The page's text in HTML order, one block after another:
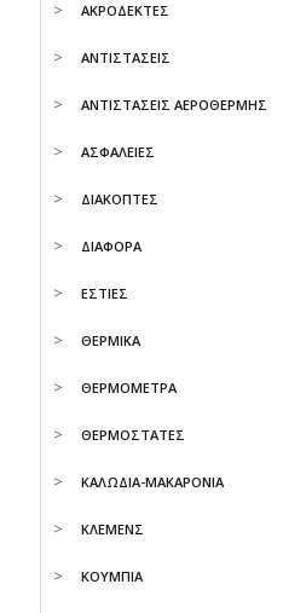
ΑΚΡΟΔΕΚΤΕΣ
ΑΝΤΙΣΤΑΣΕΙΣ
ΑΝΤΙΣΤΑΣΕΙΣ ΑΕΡΟΘΕΡΜΗΣ
ΑΣΦΑΛΕΙΕΣ
ΔΙΑΚΟΠΤΕΣ
ΔΙΑΦΟΡΑ
ΕΣΤΙΕΣ
ΘΕΡΜΙΚΑ
ΘΕΡΜΟΜΕΤΡΑ
ΘΕΡΜΟΣΤΑΤΕΣ
ΚΑΛΩΔΙΑ-ΜΑΚΑΡΟΝΙΑ
ΚΛΕΜΕΝΣ
ΚΟΥΜΠΙΑ